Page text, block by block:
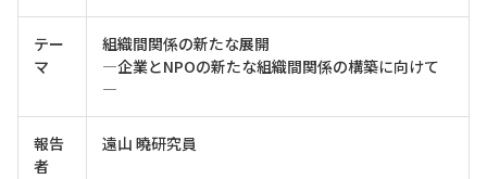
テー
マ
組織間関係の新たな展開
―企業とNPOの新たな組織間関係の構築に向けて
―
報告
者
遠山 曉研究員